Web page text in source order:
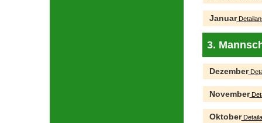
Januar
3.
Dezember
November
Oktober